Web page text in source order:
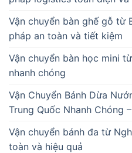
Vận chuyển bàn ghế gỗ từ
pháp an toàn và tiết kiệm
Vận chuyển bàn học mini
nhanh chóng
Vận Chuyển Bánh Dừa
Trung Quốc Nhanh Chóng
Vận chuyển bánh đa từ
toàn và hiệu quả